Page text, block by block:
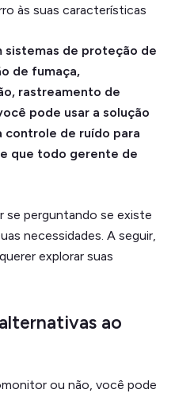
às suas características
sistemas de proteção de
de fumaça,
rastreamento de
pode usar a solução
controle de ruído para
que todo gerente de
perguntando se existe
necessidades. A seguir,
explorar suas
ao
ou não, você pode